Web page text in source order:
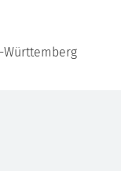
Württemberg